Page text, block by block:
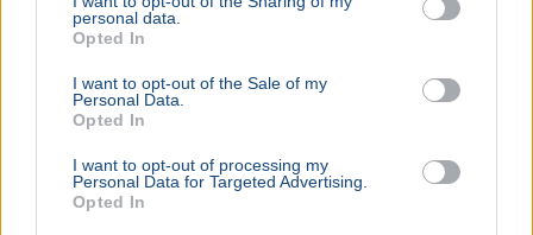
personal data.
Opted In
I want to opt-out of the Sale of my
Personal Data.
Opted In
I want to opt-out of processing my
Personal Data for Targeted Advertising.
Opted In
BELFÖLD